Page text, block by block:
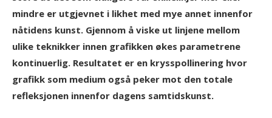
mindre er utgjevnet i likhet med mye annet innenfor
nåtidens kunst. Gjennom å viske ut linjene mellom
ulike teknikker innen grafikken økes parametrene
kontinuerlig. Resultatet er en krysspollinering hvor
grafikk som medium også peker mot den totale
refleksjonen innenfor dagens samtidskunst.